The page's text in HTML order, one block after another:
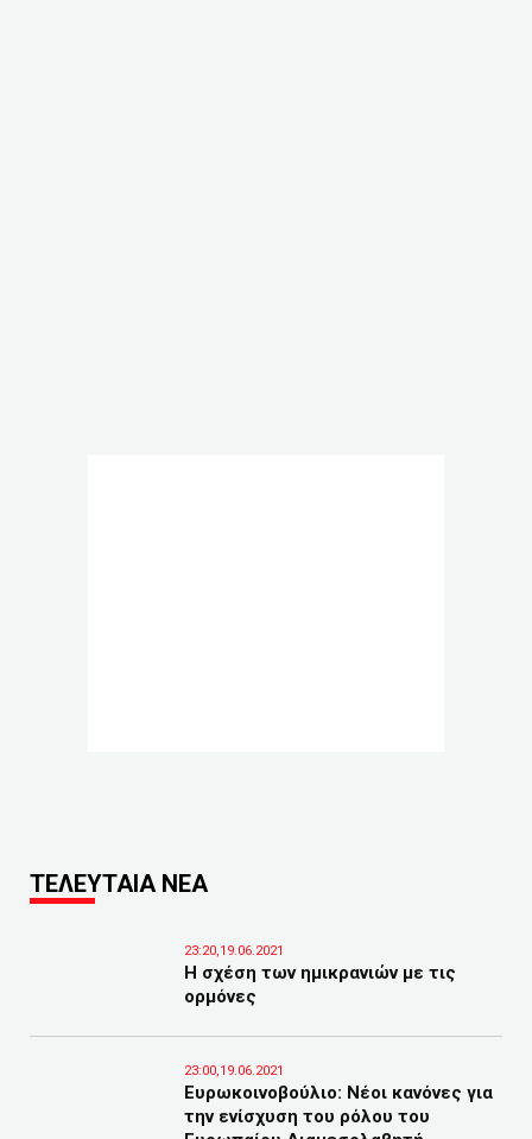
ΤΕΛΕΥΤΑΙΑ ΝΕΑ
23:20,19.06.2021
Η σχέση των ημικρανιών με τις
ορμόνες
23:00,19.06.2021
Ευρωκοινοβούλιο: Νέοι κανόνες για
την ενίσχυση του ρόλου του